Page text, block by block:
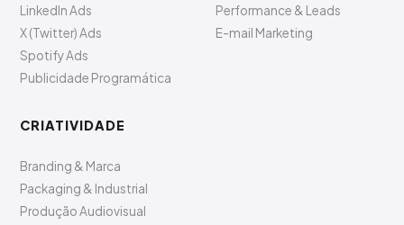
LinkedIn Ads
X (Twitter) Ads
Spotify Ads
Publicidade Programática
Performance & Leads
E-mail Marketing
CRIATIVIDADE
Branding & Marca
Packaging & Industrial
Produção Audiovisual